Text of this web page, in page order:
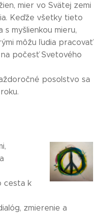
mier vo Svätej zemi
Keďže všetky tieto
s myšlienkou mieru,
môžu ľudia pracovať
počesť Svetového
posolstvo sa
cesta k
zmierenie a